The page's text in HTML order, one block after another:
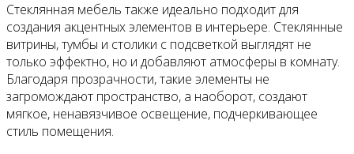
Стеклянная мебель также идеально подходит для
создания акцентных элементов в интерьере. Стеклянные
витрины, тумбы и столики с подсветкой выглядят не
только эффектно, но и добавляют атмосферы в комнату.
Благодаря прозрачности, такие элементы не
загромождают пространство, а наоборот, создают
мягкое, ненавязчивое освещение, подчеркивающее
стиль помещения.